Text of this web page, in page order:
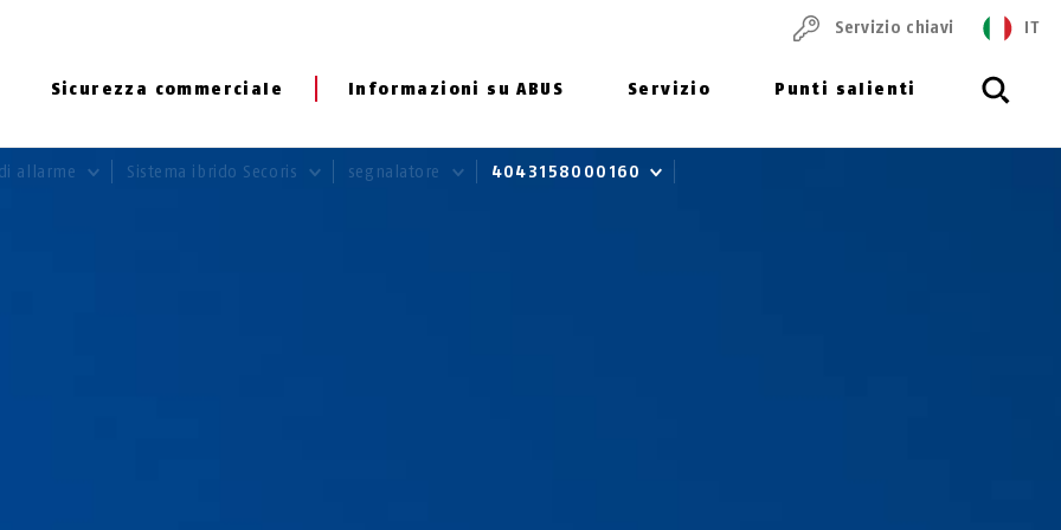
Sicurezza commerciale Informazioni su ABUS Servizio Punti salienti
Servizio chiavi IT
allarme Sistema ibrido Secoris segnalatore 4043158000160